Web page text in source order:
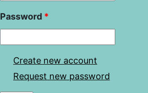
Password *
Create new account
Request new password